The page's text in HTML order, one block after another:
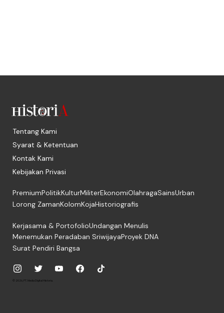
Tentang Kami
Syarat & Ketentuan
Kontak Kami
Kebijakan Privasi
PremiumPolitikKulturMiliterEkonomiOlahragaSainsUrban
Lorong ZamanKolomKojaHistoriografis
Kerjasama & PortofolioUndangan Menulis
Menemukan Peradaban SriwijayaProyek DNA
Surat Pendiri Bangsa
© 2026, PT. Media Digital Historia.